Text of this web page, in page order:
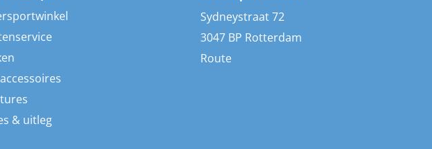
& uitleg
Sydneystraat 72
3047 BP Rotterdam
Route